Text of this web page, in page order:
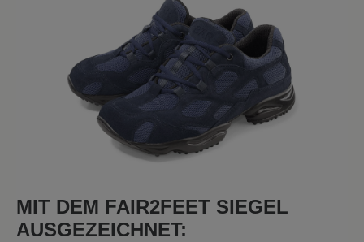
verarbeitet, für mich immer passend
und in jedem Fall ihr Geld wert.
11. September 2025 11:06
Review with rating of 1 out of 5 stars
Klobiger Schuh in schöner Farbe
Ich habe diesen Schuh gewählt, da ich
Problemfüsse habe und einen
MIT DEM FAIR2FEET SIEGEL
AUSGEZEICHNET: